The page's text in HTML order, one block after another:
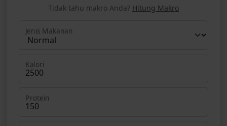
Tidak tahu makro Anda? Hitung Makro
Jenis Makanan
Kalori
Protein